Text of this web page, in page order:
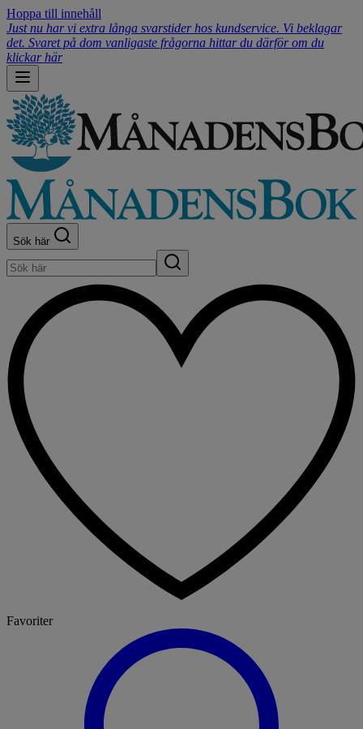
Hoppa till innehåll
Just nu har vi extra långa svarstider hos kundservice. Vi beklagar
det. Svaret på dom vanligaste frågorna hittar du därför om du
klickar här
Sök här
Favoriter